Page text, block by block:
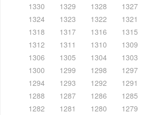
1330
1329 1328 1327
1324
1323 1322 1321
1318
1317 1316 1315
1312
1311 1310 1309
1306
1305 1304 1303
1300
1299 1298 1297
1294
1293 1292 1291
1288
1287 1286 1285
1282
1281 1280 1279